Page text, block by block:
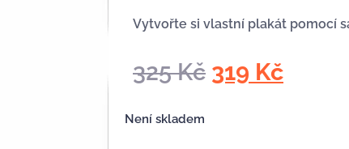
Vytvořte si vlastní plakát pomocí
325Kč 319 Kč
Není skladem